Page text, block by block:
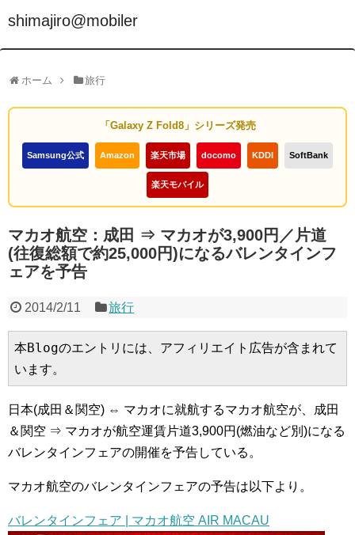
shimajiro@mobiler
ホーム 旅行
「Galaxy Z Fold8」シリーズ発売
Samsung公式 Amazon 楽天市場 docomo KDDI SoftBank
楽天モバイル
マカオ航空：成田 ⇒ マカオが3,900円／片道
(往復総額で約25,000円)になるバレンタインフ
ェアを予告
2014/2/11 旅行
本Blogのエントリには、アフィリエイト広告が含まれて
います。
日本(成田＆関空) ⇔ マカオに就航するマカオ航空が、成田
＆関空 ⇒ マカオが航空運賃片道3,900円(燃油など別)になる
バレンタインフェアの開催を予告している。
マカオ航空のバレンタインフェアの予告は以下より。
バレンタインフェア | マカオ航空 AIR MACAU